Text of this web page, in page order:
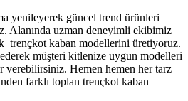
yenileyerek güncel trend ürünleri
Alanında uzman deneyimli ekibimiz
trençkot kaban modellerini üretiyoruz.
müşteri kitlenize uygun modelleri
verebilirsiniz. Hemen hemen her tarz
farklı toplan trençkot kaban